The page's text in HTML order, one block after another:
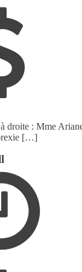
droite : Mme
[…]